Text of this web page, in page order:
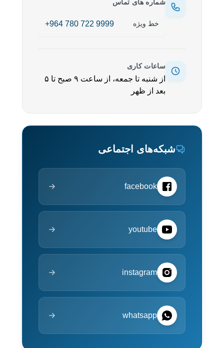
شماره های تماس
خط ویژه +964 780 722 9999
ساعات کاری
از شنبه تا جمعه، از ساعت ۹ صبح تا ۵
بعد از ظهر
شبکه‌های اجتماعی
facebook
youtube
instagram
whatsapp